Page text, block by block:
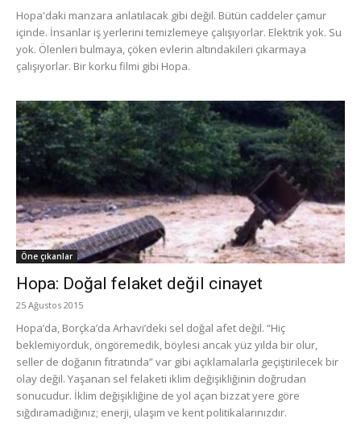
Hopa'daki manzara anlatılacak gibi değil. Bütün caddeler çamur
içinde. İnsanlar iş yerlerini temizlemeye çalışıyorlar. Elektrik yok. Su
yok. Ölenleri bulmaya, çöken evlerin altındakileri çıkarmaya
çalışıyorlar. Bir korku filmi gibi Hopa.
Öne çıkanlar
Hopa: Doğal felaket değil cinayet
25 Ağustos 2015
Hopa’da, Borçka’da Arhavi’deki sel doğal afet değil. “Hiç
beklemiyorduk, öngöremedik, böylesi ancak yüz yılda bir olur,
seller de doğanın fıtratında” var gibi açıklamalarla geçiştirilecek bir
olay değil. Yaşanan sel felaketi iklim değişikliğinin doğrudan
sonucudur. İklim değişikliğine de yol açan bizzat yere göre
sığdıramadığınız; enerji, ulaşım ve kent politikalarınızdır.